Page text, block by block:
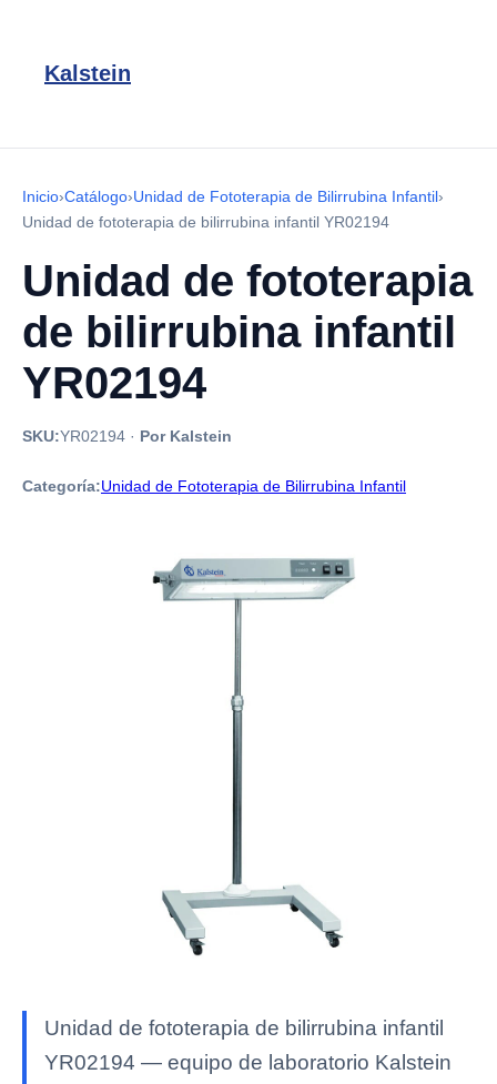
Kalstein
Inicio›Catálogo›Unidad de Fototerapia de Bilirrubina Infantil›
Unidad de fototerapia de bilirrubina infantil YR02194
Unidad de fototerapia
de bilirrubina infantil
YR02194
SKU:YR02194 · Por Kalstein
Categoría:Unidad de Fototerapia de Bilirrubina Infantil
Unidad de fototerapia de bilirrubina infantil
YR02194 — equipo de laboratorio Kalstein